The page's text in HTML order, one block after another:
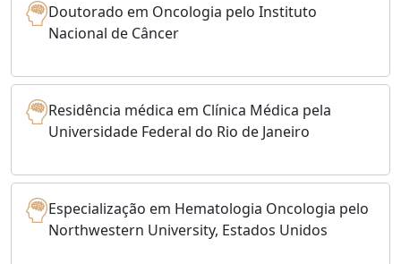
Doutorado em Oncologia pelo Instituto
Nacional de Câncer
Residência médica em Clínica Médica pela
Universidade Federal do Rio de Janeiro
Especialização em Hematologia Oncologia pelo
Northwestern University, Estados Unidos